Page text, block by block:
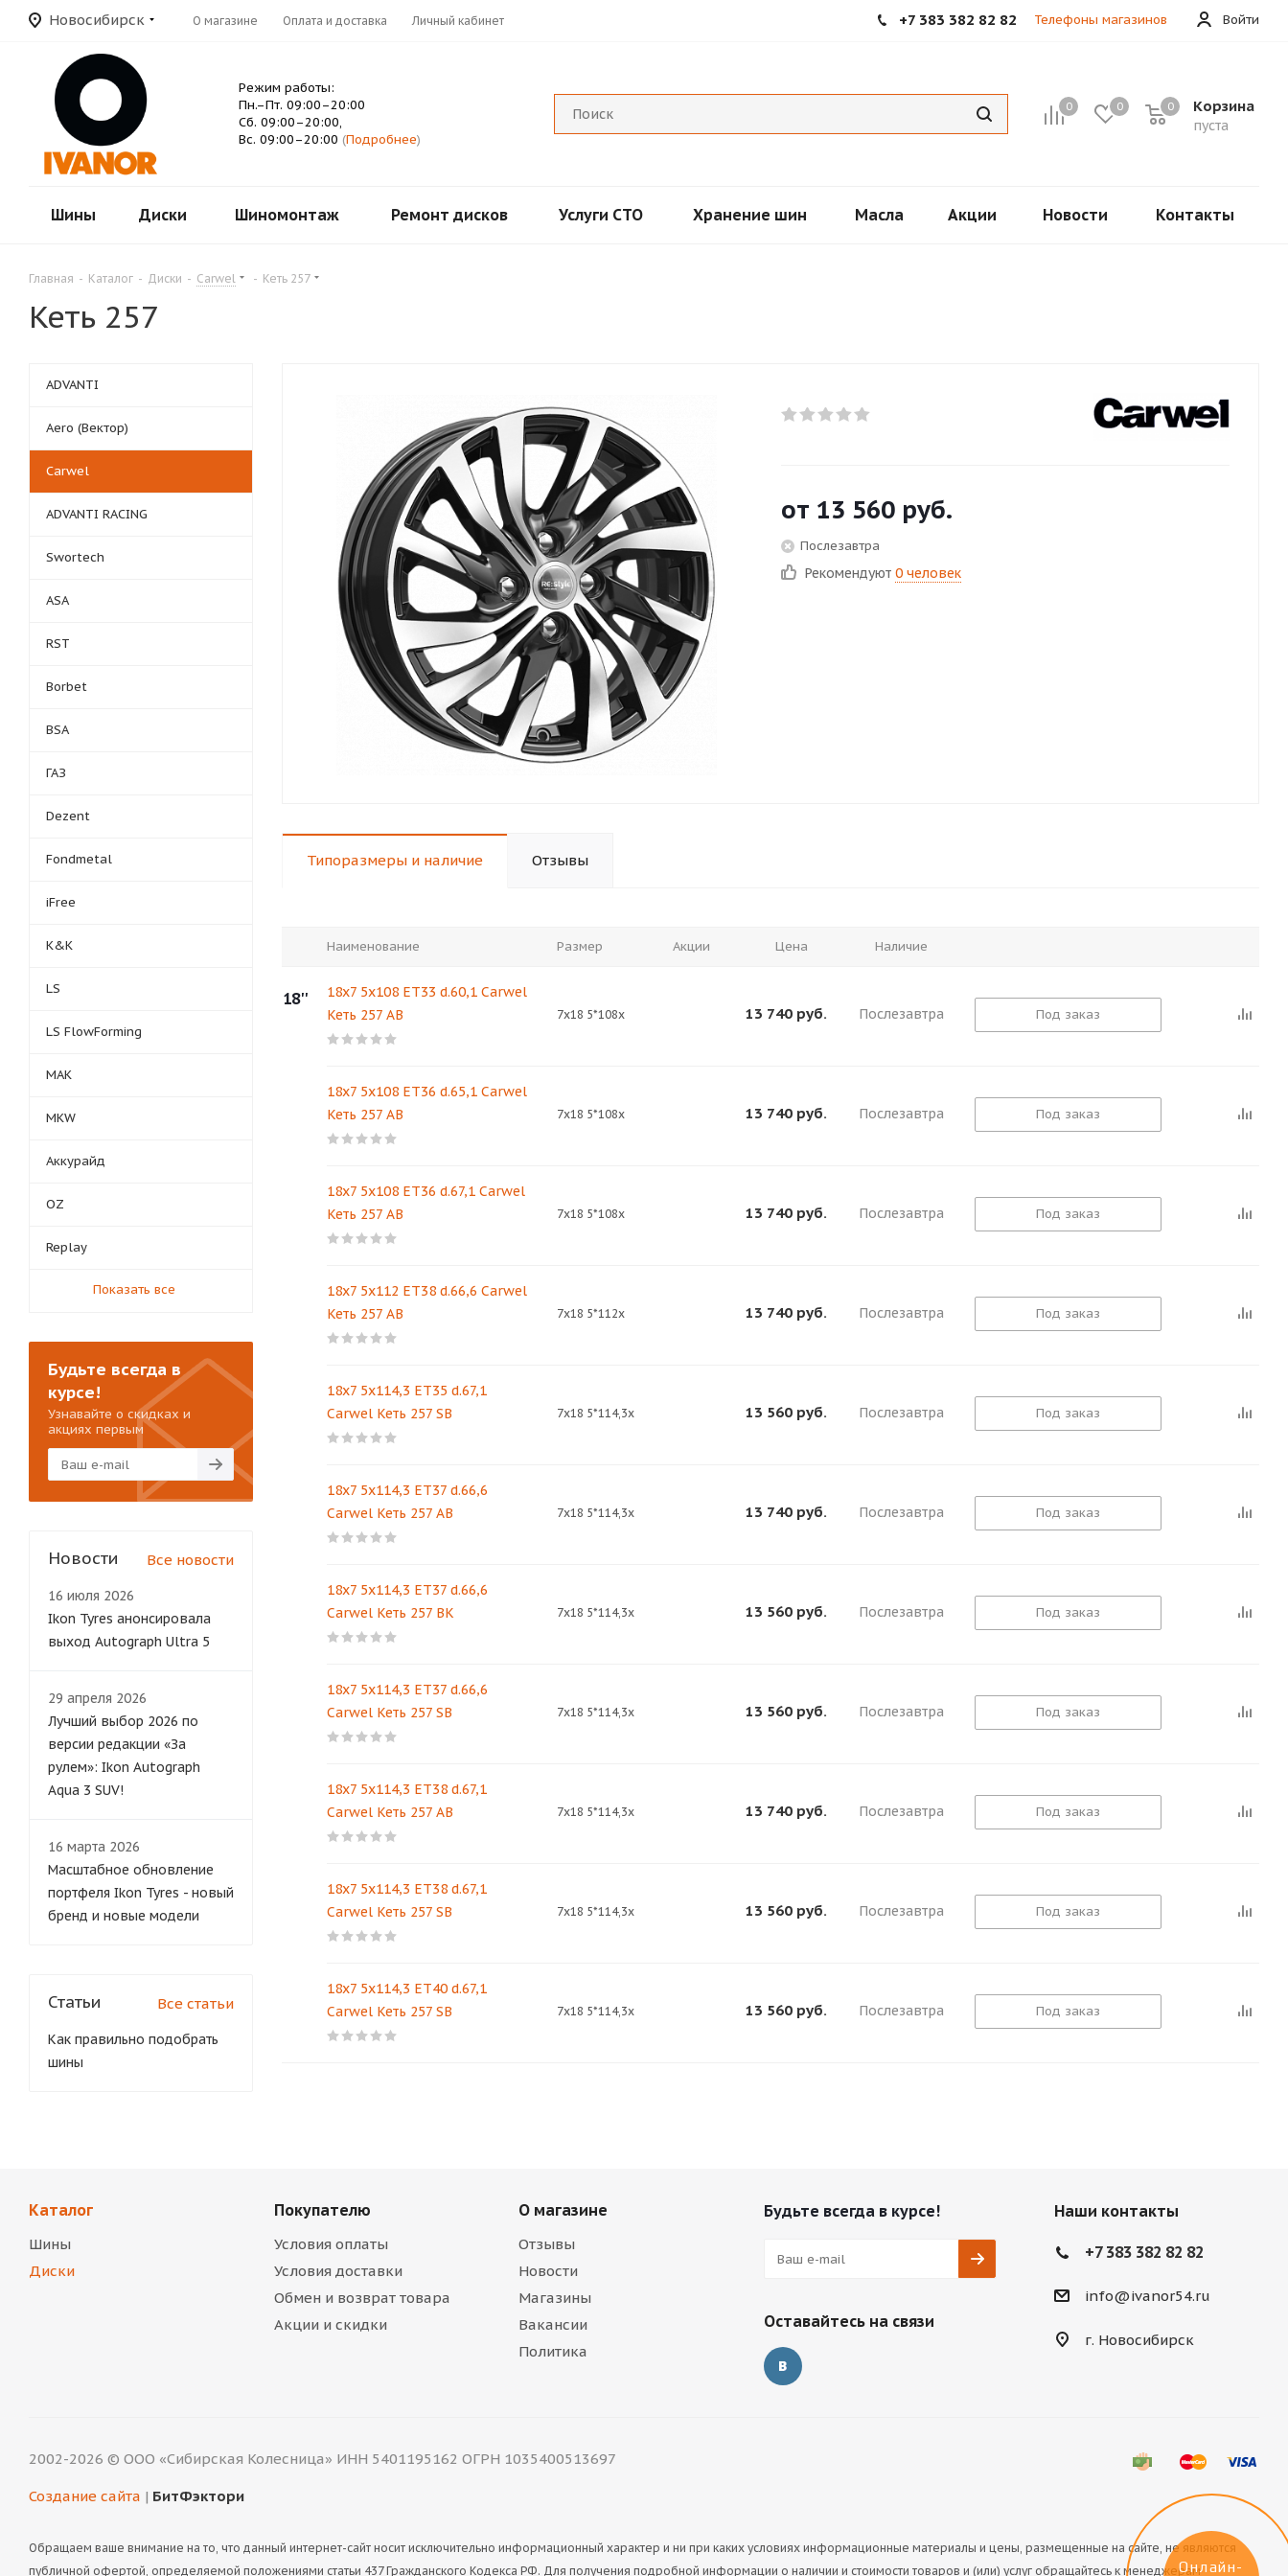
Новосибирск О магазине Оплата и доставка Личный кабинет Войти
+7 383 382 82 82 Телефоны магазинов
Режим работы:
Пн.–Пт. 09:00–20:00
Сб. 09:00–20:00,
Вс. 09:00–20:00 (Подробнее)
0 0 Корзина
пуста
0
Шины Диски Шиномонтаж Ремонт дисков Услуги СТО Хранение шин Масла Акции Новости Контакты
Главная - Каталог - Диски - Carwel - Кеть 257
Кеть 257
от 13 560 руб.
Послезавтра
Рекомендуют 0 человек
Типоразмеры и наличие Отзывы
Наименование Размер Акции Цена Наличие
18''
18x7 5x108 ET33 d.60,1 Carwel
Кеть 257 AB
7x18 5*108x 13 740 руб. Послезавтра Под заказ
18x7 5x108 ET36 d.65,1 Carwel
Кеть 257 AB
7x18 5*108x 13 740 руб. Послезавтра Под заказ
18x7 5x108 ET36 d.67,1 Carwel
Кеть 257 AB
7x18 5*108x 13 740 руб. Послезавтра Под заказ
18x7 5x112 ET38 d.66,6 Carwel
Кеть 257 AB
7x18 5*112x 13 740 руб. Послезавтра Под заказ
18x7 5x114,3 ET35 d.67,1
Carwel Кеть 257 SB
7x18 5*114,3x 13 560 руб. Послезавтра Под заказ
18x7 5x114,3 ET37 d.66,6
Carwel Кеть 257 AB
7x18 5*114,3x 13 740 руб. Послезавтра Под заказ
18x7 5x114,3 ET37 d.66,6
Carwel Кеть 257 BK
7x18 5*114,3x 13 560 руб. Послезавтра Под заказ
18x7 5x114,3 ET37 d.66,6
Carwel Кеть 257 SB
7x18 5*114,3x 13 560 руб. Послезавтра Под заказ
18x7 5x114,3 ET38 d.67,1
Carwel Кеть 257 AB
7x18 5*114,3x 13 740 руб. Послезавтра Под заказ
18x7 5x114,3 ET38 d.67,1
Carwel Кеть 257 SB
7x18 5*114,3x 13 560 руб. Послезавтра Под заказ
18x7 5x114,3 ET40 d.67,1
Carwel Кеть 257 SB
7x18 5*114,3x 13 560 руб. Послезавтра Под заказ
ADVANTI
Aero (Вектор)
Carwel
ADVANTI RACING
Swortech
ASA
RST
Borbet
BSA
ГАЗ
Dezent
Fondmetal
iFree
K&K
LS
LS FlowForming
MAK
MKW
Аккурайд
OZ
Replay
Показать все
Будьте всегда в
курсе!
Узнавайте о скидках и
акциях первым
Новости Все новости
16 июля 2026
Ikon Tyres анонсировала
выход Autograph Ultra 5
29 апреля 2026
Лучший выбор 2026 по
версии редакции «За
рулем»: Ikon Autograph
Aqua 3 SUV!
16 марта 2026
Масштабное обновление
портфеля Ikon Tyres - новый
бренд и новые модели
Статьи Все статьи
Как правильно подобрать
шины
Каталог
Шины
Диски
Покупателю
Условия оплаты
Условия доставки
Обмен и возврат товара
Акции и скидки
О магазине
Отзывы
Новости
Магазины
Вакансии
Политика
Будьте всегда в курсе!
Оставайтесь на связи
Наши контакты
+7 383 382 82 82
info@ivanor54.ru
г. Новосибирск
2002-2026 © ООО «Сибирская Колесница» ИНН 5401195162 ОГРН 1035400513697
Создание сайта | БитФэктори
Обращаем ваше внимание на то, что данный интернет-сайт носит исключительно информационный характер и ни при каких условиях информационные материалы и цены, размещенные на сайте, не являются
публичной офертой, определяемой положениями статьи 437 Гражданского Кодекса РФ. Для получения подробной информации о наличии и стоимости товаров и (или) услуг обращайтесь к менеджерамОнлайн-